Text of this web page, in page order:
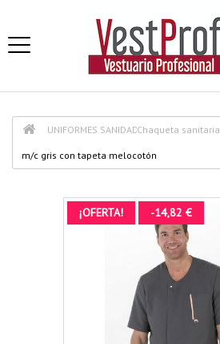
UNIFORMES SANIDADChaqueta sanitaria
m/c gris con tapeta melocotón
¡OFERTA! -14,82 €